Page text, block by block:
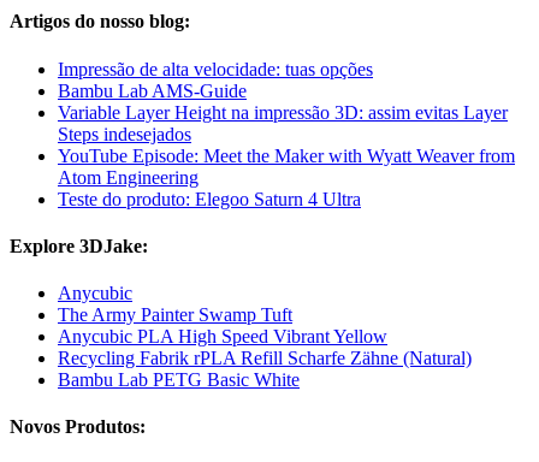
Artigos do nosso blog:
Impressão de alta velocidade: tuas opções
Bambu Lab AMS-Guide
Variable Layer Height na impressão 3D: assim evitas Layer
Steps indesejados
YouTube Episode: Meet the Maker with Wyatt Weaver from
Atom Engineering
Teste do produto: Elegoo Saturn 4 Ultra
Explore 3DJake:
Anycubic
The Army Painter Swamp Tuft
Anycubic PLA High Speed Vibrant Yellow
Recycling Fabrik rPLA Refill Scharfe Zähne (Natural)
Bambu Lab PETG Basic White
Novos Produtos: